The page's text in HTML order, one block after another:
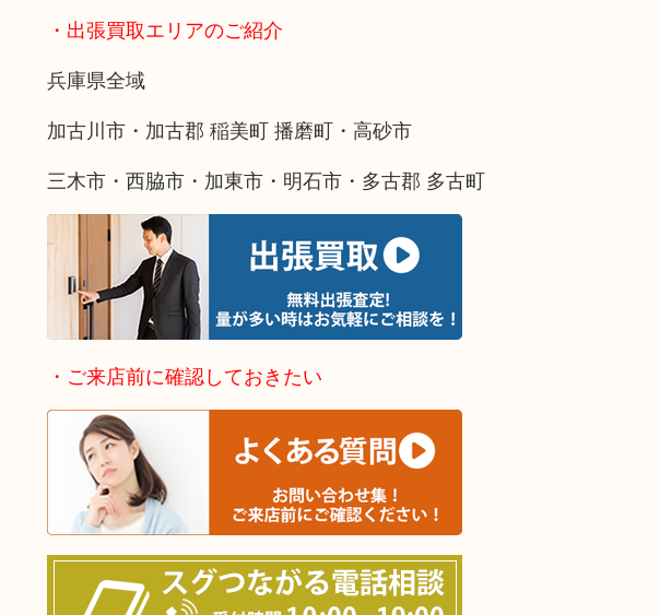
・出張買取エリアのご紹介
兵庫県全域
加古川市・加古郡 稲美町 播磨町・高砂市
三木市・西脇市・加東市・明石市・多古郡 多古町
・ご来店前に確認しておきたい